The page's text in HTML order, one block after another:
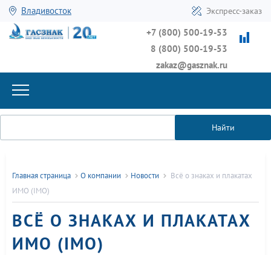
Владивосток Экспресс-заказ
+7 (800) 500-19-53
8 (800) 500-19-53
zakaz@gasznak.ru
Найти
Главная страница О компании Новости
Всё о знаках и плакатах
ИМО (IMO)
ВСЁ О ЗНАКАХ И ПЛАКАТАХ
ИМО (IMO)